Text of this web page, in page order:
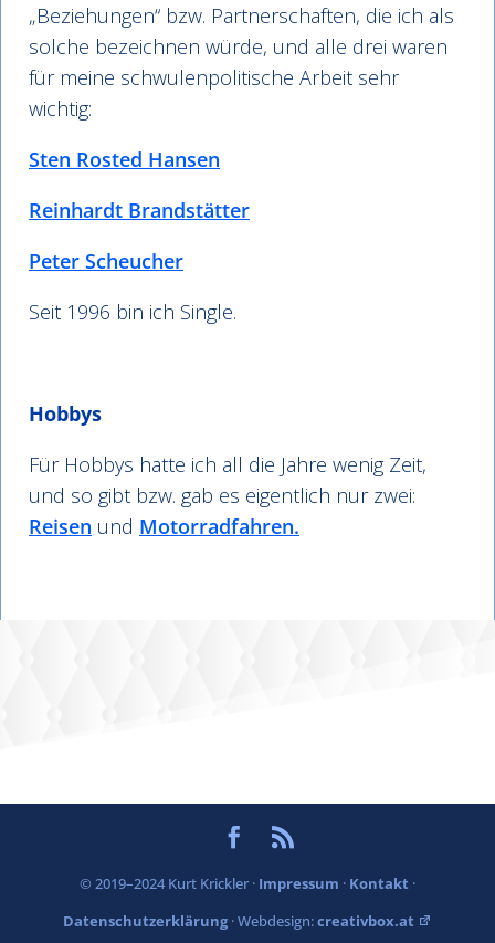
„Beziehungen“ bzw. Partnerschaften, die ich als
solche bezeichnen würde, und alle drei waren
für meine schwulenpolitische Arbeit sehr
wichtig:
Sten Rosted Hansen
Reinhardt Brandstätter
Peter Scheucher
Seit 1996 bin ich Single.
Hobbys
Für Hobbys hatte ich all die Jahre wenig Zeit,
und so gibt bzw. gab es eigentlich nur zwei:
Reisen und Motorradfahren.
© 2019–2024 Kurt Krickler · Impressum · Kontakt ·
Datenschutzerklärung · Webdesign:creativbox.at